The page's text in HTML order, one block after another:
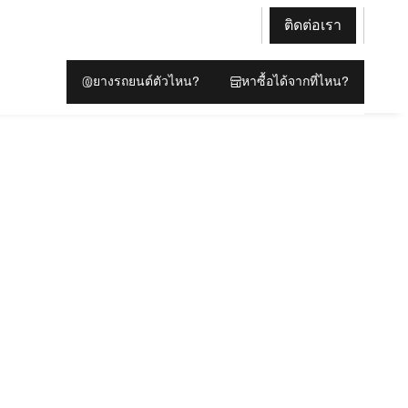
ติดต่อเรา
ยางรถยนต์ตัวไหน? หาซื้อได้จากที่ไหน?